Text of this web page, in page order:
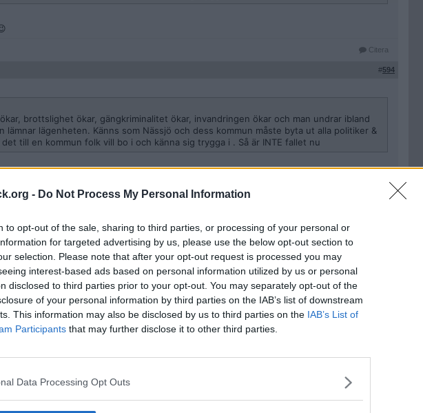
- Do Not Process My Personal Information
to opt-out of the sale, sharing to third parties, or processing of your personal or
for targeted advertising by us, please use the below opt-out section to
selection. Please note that after your opt-out request is processed you may
interest-based ads based on personal information utilized by us or personal
disclosed to third parties prior to your opt-out. You may separately opt-out of the
of your personal information by third parties on the IAB’s list of downstream
This information may also be disclosed by us to third parties on the IAB’s List of
Participants that may further disclose it to other third parties.
Data Processing Opt Outs
Citera
#594
brottslighet ökar, gängkriminalitet ökar, invandringen ökar och man undrar ibland
lämnar lägenheten. Känns som Nässjö och dess kommun måste byta ut alla politiker &
till en kommun folk vill bo i och känna sig trygga i . Så är INTE fallet nu
på torget i Nässjö socken .
tillhyggen
onsdagseftermiddagen med anledning av ett bråk mellan flera personer.Enligt polisen
som bråkade och det var tumultartat när polisen kom fram till platsen.Händelsen
i nuläget ingen gripen. ”
i-nassjo-flera-man-slogs-med-tillhyggen